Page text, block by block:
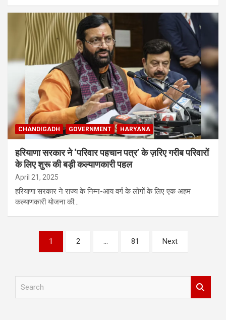
CHANDIGADH GOVERNMENT HARYANA
हरियाणा सरकार ने ‘परिवार पहचान पत्र’ के ज़रिए गरीब परिवारों
के लिए शुरू की बड़ी कल्याणकारी पहल
April 21, 2025
हरियाणा सरकार ने राज्य के निम्न-आय वर्ग के लोगों के लिए एक अहम
कल्याणकारी योजना की…
pagination
1 2 … 81 Next